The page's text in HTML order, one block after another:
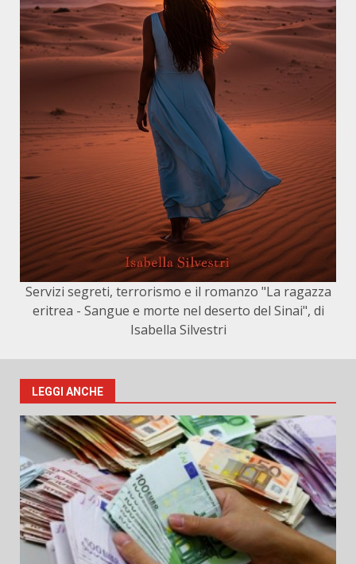
Servizi segreti, terrorismo e il romanzo "La ragazza
eritrea - Sangue e morte nel deserto del Sinai", di
Isabella Silvestri
LEGGI ANCHE